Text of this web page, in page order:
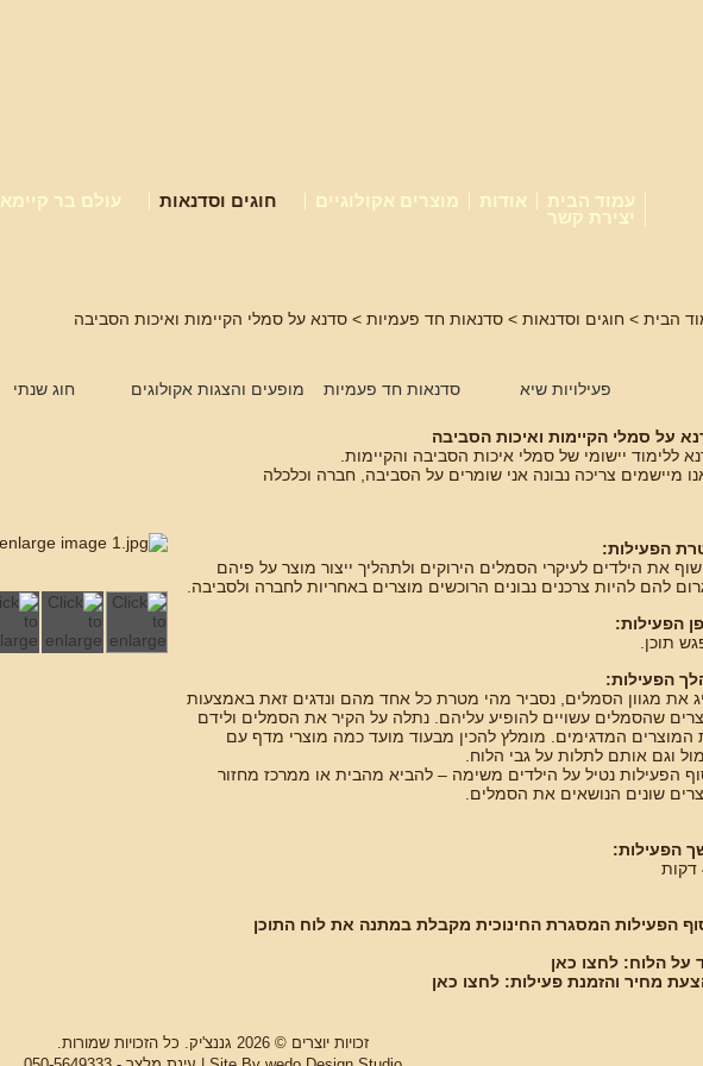
עמוד הבית אודות מוצרים אקולוגיים חוגים וסדנאות עולם בר קיימא
יצירת קשר
הבית > חוגים וסדנאות > סדנאות חד פעמיות > סדנא על סמלי הקיימות ואיכות הסביבה
פעילויות שיא סדנאות חד פעמיות מופעים והצגות אקולוגים חוג שנתי
על סמלי הקיימות ואיכות הסביבה
ללימוד יישומי של סמלי איכות הסביבה והקיימות.
מיישמים צריכה נבונה אני שומרים על הסביבה, חברה וכלכלה
הפעילות:
את הילדים לעיקרי הסמלים הירוקים ולתהליך ייצור מוצר על פיהם
להם להיות צרכנים נבונים הרוכשים מוצרים באחריות לחברה ולסביבה.
הפעילות:
תוכן.
הפעילות:
את מגוון הסמלים, נסביר מהי מטרת כל אחד מהם ונדגים זאת באמצעות
שהסמלים עשויים להופיע עליהם. נתלה על הקיר את הסמלים ולידם
המוצרים המדגימים. מומלץ להכין מבעוד מועד כמה מוצרי מדף עם
וגם אותם לתלות על גבי הלוח.
הפעילות נטיל על הילדים משימה – להביא מהבית או ממרכז מחזור
שונים הנושאים את הסמלים.
הפעילות:
הפעילות המסגרת החינוכית מקבלת במתנה את לוח התוכן
על הלוח: לחצו כאן
מחיר והזמנת פעילות: לחצו כאן
זכויות יוצרים © 2026 גננצ'יק. כל הזכויות שמורות.